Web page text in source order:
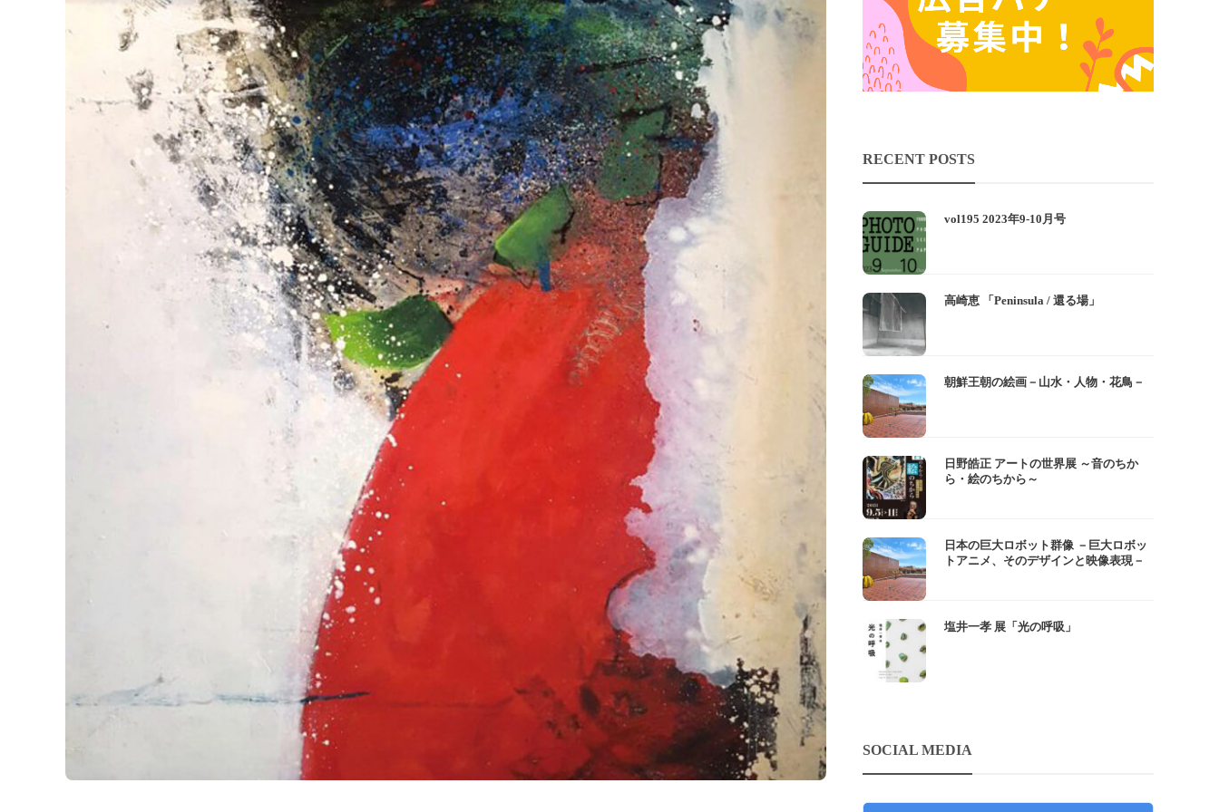
RECENT POSTS
vol195 2023年9-10月号
高崎恵 「Peninsula / 還る場」
朝鮮王朝の絵画－山水・人物・花鳥－
日野皓正 アートの世界展 ～音のちか
ら・絵のちから～
日本の巨大ロボット群像 －巨大ロボッ
トアニメ、そのデザインと映像表現－
塩井一孝 展「光の呼吸」
SOCIAL MEDIA